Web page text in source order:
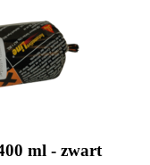
ml - zwart